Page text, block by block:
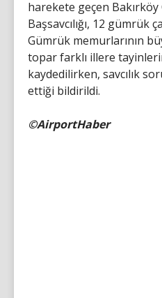
harekete geçen
Başsavcılığı, 12 gümrük
Gümrük memurlarının
topar farklı illere
kaydedilirken, savcılık
ettiği bildirildi.
©AirportHaber